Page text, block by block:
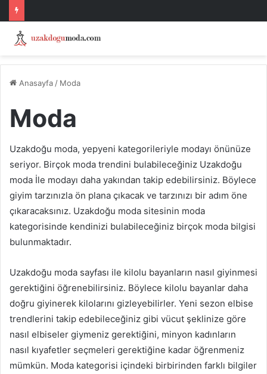
Anasayfa / Moda
Moda
Uzakdoğu moda, yepyeni kategorileriyle modayı önünüze
seriyor. Birçok moda trendini bulabileceğiniz Uzakdoğu
moda İle modayı daha yakından takip edebilirsiniz. Böylece
giyim tarzınızla ön plana çıkacak ve tarzınızı bir adım öne
çıkaracaksınız. Uzakdoğu moda sitesinin moda
kategorisinde kendinizi bulabileceğiniz birçok moda bilgisi
bulunmaktadır.
Uzakdoğu moda sayfası ile kilolu bayanların nasıl giyinmesi
gerektiğini öğrenebilirsiniz. Böylece kilolu bayanlar daha
doğru giyinerek kilolarını gizleyebilirler. Yeni sezon elbise
trendlerini takip edebileceğiniz gibi vücut şeklinize göre
nasıl elbiseler giymeniz gerektiğini, minyon kadınların
nasıl kıyafetler seçmeleri gerektiğine kadar öğrenmeniz
mümkün. Moda kategorisi içindeki birbirinden farklı bilgiler